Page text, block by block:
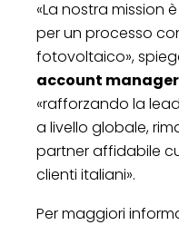
«La nostra mission
per un processo
fotovoltaico»,
account
«rafforzando la
a livello globale,
partner affidabile
clienti italiani».
Per maggiori